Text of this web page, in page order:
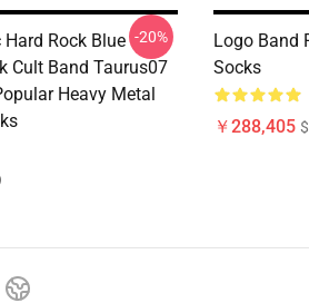
Rock Blue
Cult Band Taurus07
Heavy Metal
-20%
Logo Band
Socks
￥288,405